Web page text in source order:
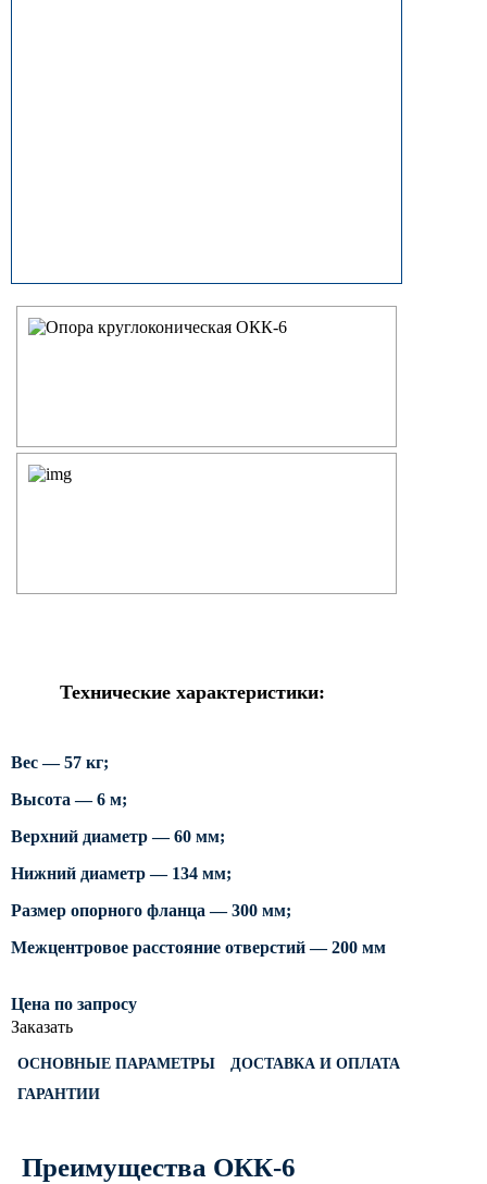
НПК Опоры освещения несиловые
ОГС Опоры освещения граненые
СФ Опоры освещения силовые
прямостоечная трубчатая
СФГ Силовые фланцевые
граненые опоры освещения
конические опоры освещения
стойки
ОГСГ Опоры граненые
круглоконические
Технические характеристики:
Вес — 57 кг;
Высота — 6 м;
Верхний диаметр — 60 мм;
Нижний диаметр — 134 мм;
Размер опорного фланца — 300 мм;
Межцентровое расстояние отверстий — 200 мм
Цена по запросу
Заказать
ОСНОВНЫЕ ПАРАМЕТРЫ
ДОСТАВКА И ОПЛАТА
ГАРАНТИИ
Преимущества ОКК-6